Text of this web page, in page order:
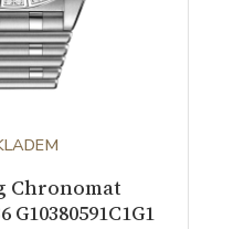
Chronomat